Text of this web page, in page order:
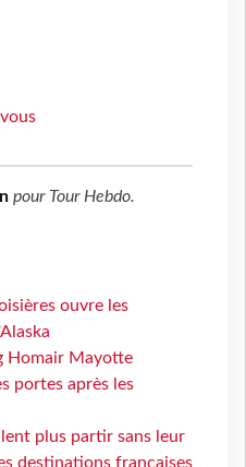
pour Tour Hebdo.
ouvre les
Homair Mayotte
portes après les
plus partir sans leur
destinations françaises